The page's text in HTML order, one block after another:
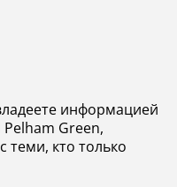
информацией
Pelham Green,
теми, кто только